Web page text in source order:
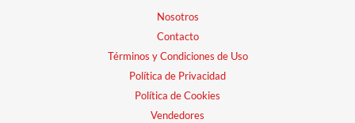
Nosotros
Contacto
Términos y Condiciones de Uso
Política de Privacidad
Política de Cookies
Vendedores